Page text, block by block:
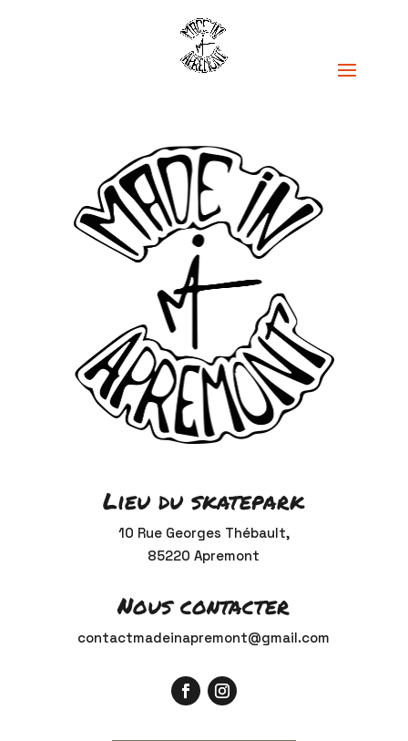
Lieu du skatepark
10 Rue Georges Thébault,
85220 Apremont
Nous contacter
contactmadeinapremont@gmail.com